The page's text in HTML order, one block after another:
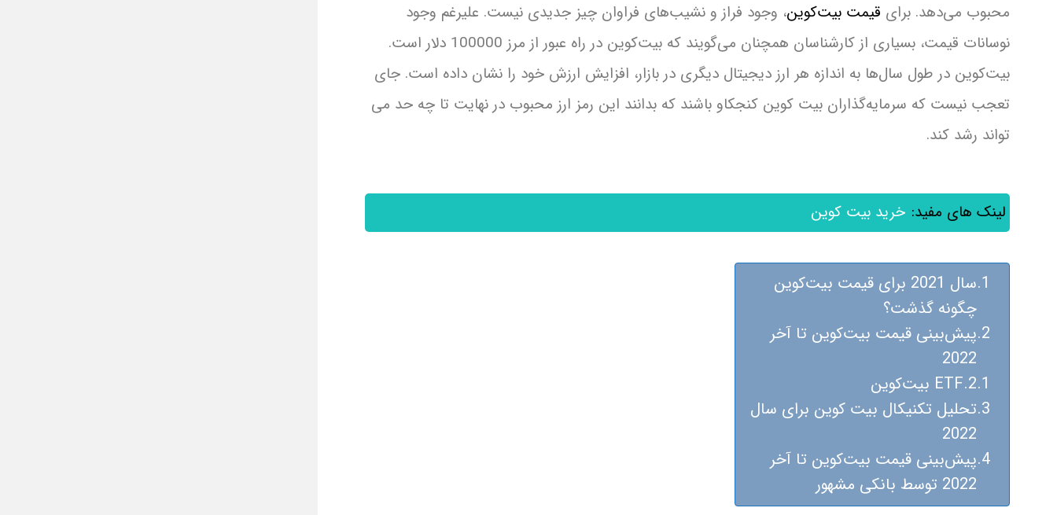
محبوب می‌دهد. برای قیمت بیت‌کوین، وجود فراز و نشیب‌های فراوان چیز جدیدی نیست. علیرغم وجود
نوسانات قیمت، بسیاری از کارشناسان همچنان می‌گویند که بیت‌کوین در راه عبور از مرز 100000 دلار است.
بیت‌کوین در طول سال‌ها به اندازه هر ارز دیجیتال دیگری در بازار، افزایش ارزش خود را نشان داده است. جای
تعجب نیست که سرمایه‌گذاران بیت کوین کنجکاو باشند که بدانند این رمز ارز محبوب در نهایت تا چه حد می
تواند رشد کند.
لینک های مفید: خرید بیت کوین
سال 2021 برای قیمت بیت‌کوین
چگونه گذشت؟
پیش‌بینی قیمت بیت‌کوین تا آخر
2022
ETF بیت‌کوین
تحلیل تکنیکال بیت کوین برای سال
2022
پیش‌بینی قیمت بیت‌کوین تا آخر
2022 توسط بانکی مشهور